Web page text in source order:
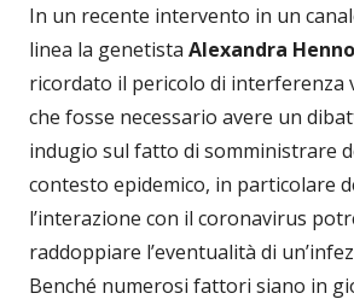
In un recente intervento in un
linea la genetista Alexandra
ricordato il pericolo di interferenza
che fosse necessario avere un
indugio sul fatto di somministrare
contesto epidemico, in particolare
l’interazione con il coronavirus
raddoppiare l’eventualità di
Benché numerosi fattori siano in